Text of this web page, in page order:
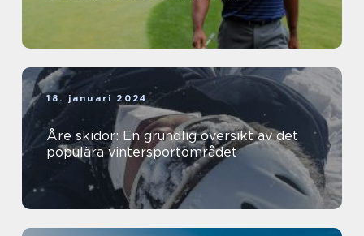
18. januari 2024
Åre skidor: En grundlig översikt av det
populära vintersportområdet